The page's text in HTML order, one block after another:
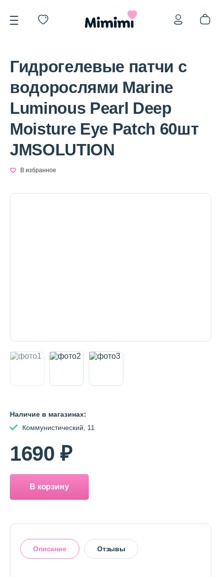
*OVERSTOCK -30%
Уход за лицом
Гидрогелевые патчи с
водорослями Marine
Luminous Pearl Deep
Moisture Eye Patch 60шт
JMSOLUTION
В избранное
Наличие в магазинах:
Коммунистический, 11
1690 ₽
В корзину
Описание Отзывы